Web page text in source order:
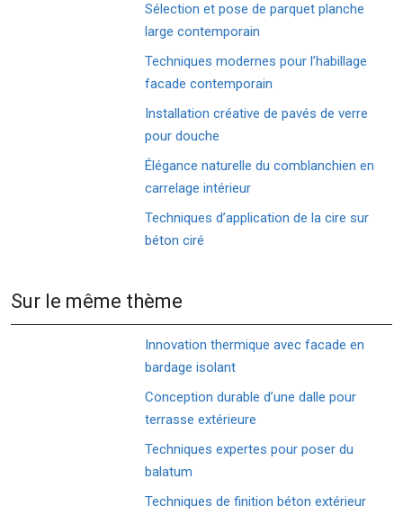
Sélection et pose de parquet planche
large contemporain
Techniques modernes pour l’habillage
facade contemporain
Installation créative de pavés de verre
pour douche
Élégance naturelle du comblanchien en
carrelage intérieur
Techniques d’application de la cire sur
béton ciré
Sur le même thème
Innovation thermique avec facade en
bardage isolant
Conception durable d’une dalle pour
terrasse extérieure
Techniques expertes pour poser du
balatum
Techniques de finition béton extérieur